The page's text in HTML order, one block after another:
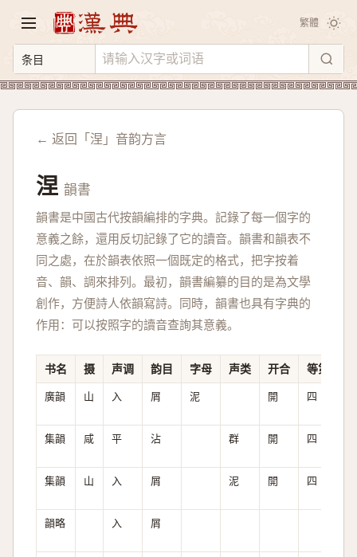
繁體
← 返回「涅」音韵方言
涅 韻書
韻書是中國古代按韻編排的字典。記錄了每一個字的
意義之餘，還用反切記錄了它的讀音。韻書和韻表不
同之處，在於韻表依照一個既定的格式，把字按着
音、韻、調來排列。最初，韻書編纂的目的是為文學
創作，方便詩人依韻寫詩。同時，韻書也具有字典的
作用：可以按照字的讀音查詢其意義。
书名 摄 声调 韵目 字母 声类 开合 等第
廣韻 山 入 屑 泥 開 四
集韻 咸 平 沾 群 開 四
集韻 山 入 屑 泥 開 四
韻略 入 屑